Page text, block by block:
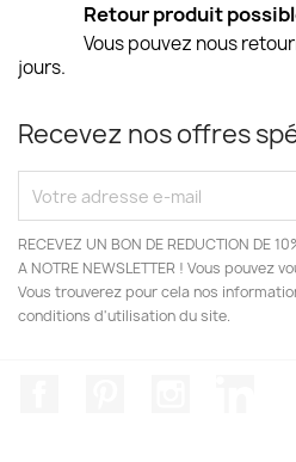
Retour produit
Vous pouvez nous
jours.
Recevez nos offres
RECEVEZ UN BON DE REDUCTION DE
A NOTRE NEWSLETTER ! Vous pouvez
Vous trouverez pour cela nos
conditions d'utilisation du site.